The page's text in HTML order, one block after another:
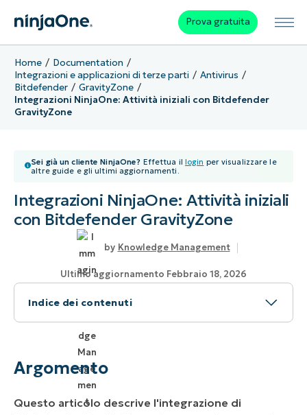
Prova gratuita
Home
Documentation
Integrazioni e applicazioni di terze parti
Antivirus
Bitdefender
GravityZone
Integrazioni NinjaOne: Attività iniziali con Bitdefender
GravityZone
Sei già un cliente NinjaOne? Effettua il login per visualizzare le
altre guide e gli ultimi aggiornamenti.
Integrazioni NinjaOne: Attività iniziali
con Bitdefender GravityZone
Knowledge Management
Ultimo aggiornamento Febbraio 18, 2026
Indice dei contenuti
Argomento
Descrizione
Argomento
Questo articolo descrive l'integrazione di